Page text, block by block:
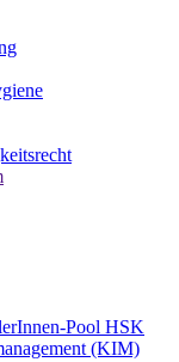
Pool HSK
(KIM)